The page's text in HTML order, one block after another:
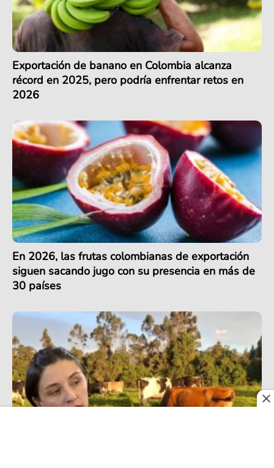
Exportación de banano en Colombia alcanza
récord en 2025, pero podría enfrentar retos en
2026
En 2026, las frutas colombianas de exportación
siguen sacando jugo con su presencia en más de
30 países